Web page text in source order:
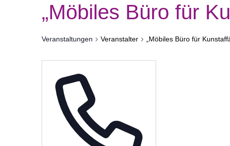
„Möbiles Büro für
Veranstaltungen Veranstalter „Möbiles Büro für